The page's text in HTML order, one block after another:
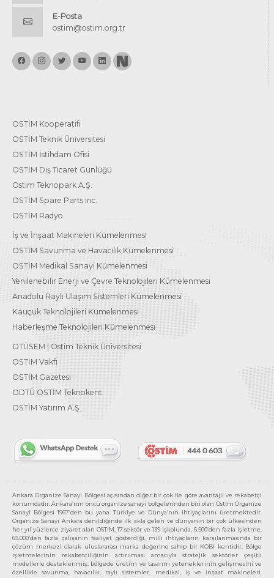
E-Posta
ostim@ostim.org.tr
OSTİM Kooperatifi
OSTİM Teknik Üniversitesi
OSTİM İstihdam Ofisi
OSTİM Dış Ticaret Günlüğü
Ostim Teknopark A.Ş.
OSTİM Spare Parts Inc.
OSTİM Radyo
İş ve İnşaat Makineleri Kümelenmesi
OSTİM Savunma ve Havacılık Kümelenmesi
OSTİM Medikal Sanayi Kümelenmesi
Yenilenebilir Enerji ve Çevre Teknolojileri Kümelenmesi
Anadolu Raylı Ulaşım Sistemleri Kümelenmesi
Kauçuk Teknolojileri Kümelenmesi
Haberleşme Teknolojileri Kümelenmesi
OTÜSEM | Ostim Teknik Üniversitesi
OSTİM Vakfı
OSTİM Gazetesi
ODTÜ OSTİM Teknokent
OSTİM Yatırım A.Ş.
Ankara Organize Sanayi Bölgesi açısından diğer bir çok ile göre avantajlı ve rekabetçi
konumdadır. Ankara’nın öncü organize sanayi bölgelerinden biri olan Ostim Organize
Sanayi Bölgesi 1967’den bu yana Türkiye ve Dünya’nın ihtiyaçlarını üretmektedir.
Organize Sanayi Ankara denildiğinde ilk akla gelen ve dünyanın bir çok ülkesinden
her yıl yüzlerce ziyaret alan OSTİM, 17 sektör ve 139 işkolunda, 6.500’den fazla işletme,
65.000’den fazla çalışanın faaliyet gösterdiği, milli ihtiyaçların karşılanmasında bir
çözüm merkezi olarak uluslararası marka değerine sahip bir KOBİ kentidir. Bölge
işletmelerinin rekabetçiliğinin artırılması amacıyla stratejik sektörler çeşitli
modellerle desteklenmiş, bölgede üretim ve tasarım yeteneklerinin gelişmesini ve
özellikle savunma, havacılık, raylı sistemler, medikal, iş ve inşaat makineleri,